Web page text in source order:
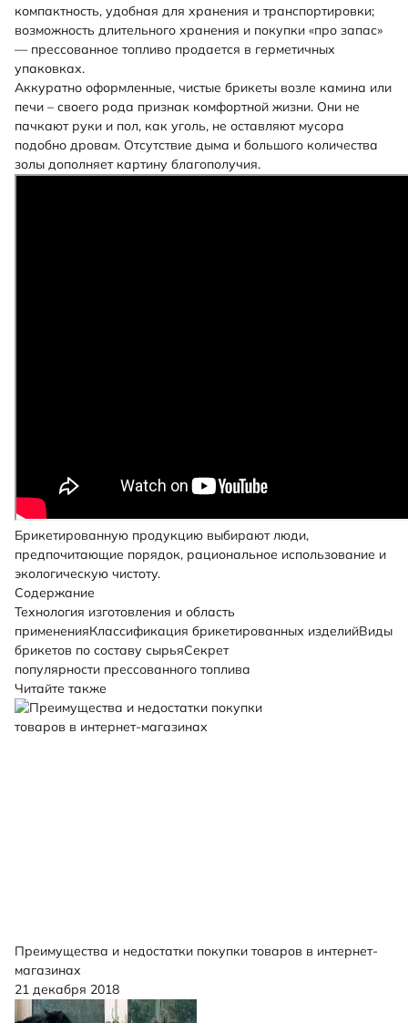
компактность, удобная для хранения и транспортировки;
возможность длительного хранения и покупки «про запас»
— прессованное топливо продается в герметичных
упаковках.
Аккуратно оформленные, чистые брикеты возле камина или
печи – своего рода признак комфортной жизни. Они не
пачкают руки и пол, как уголь, не оставляют мусора
подобно дровам. Отсутствие дыма и большого количества
золы дополняет картину благополучия.
Брикетированную продукцию выбирают люди,
предпочитающие порядок, рациональное использование и
экологическую чистоту.
Содержание
Технология изготовления и область
примененияКлассификация брикетированных изделийВиды
брикетов по составу сырьяСекрет
популярности прессованного топлива
Читайте также
Преимущества и недостатки покупки товаров в интернет-
магазинах
21 декабря 2018